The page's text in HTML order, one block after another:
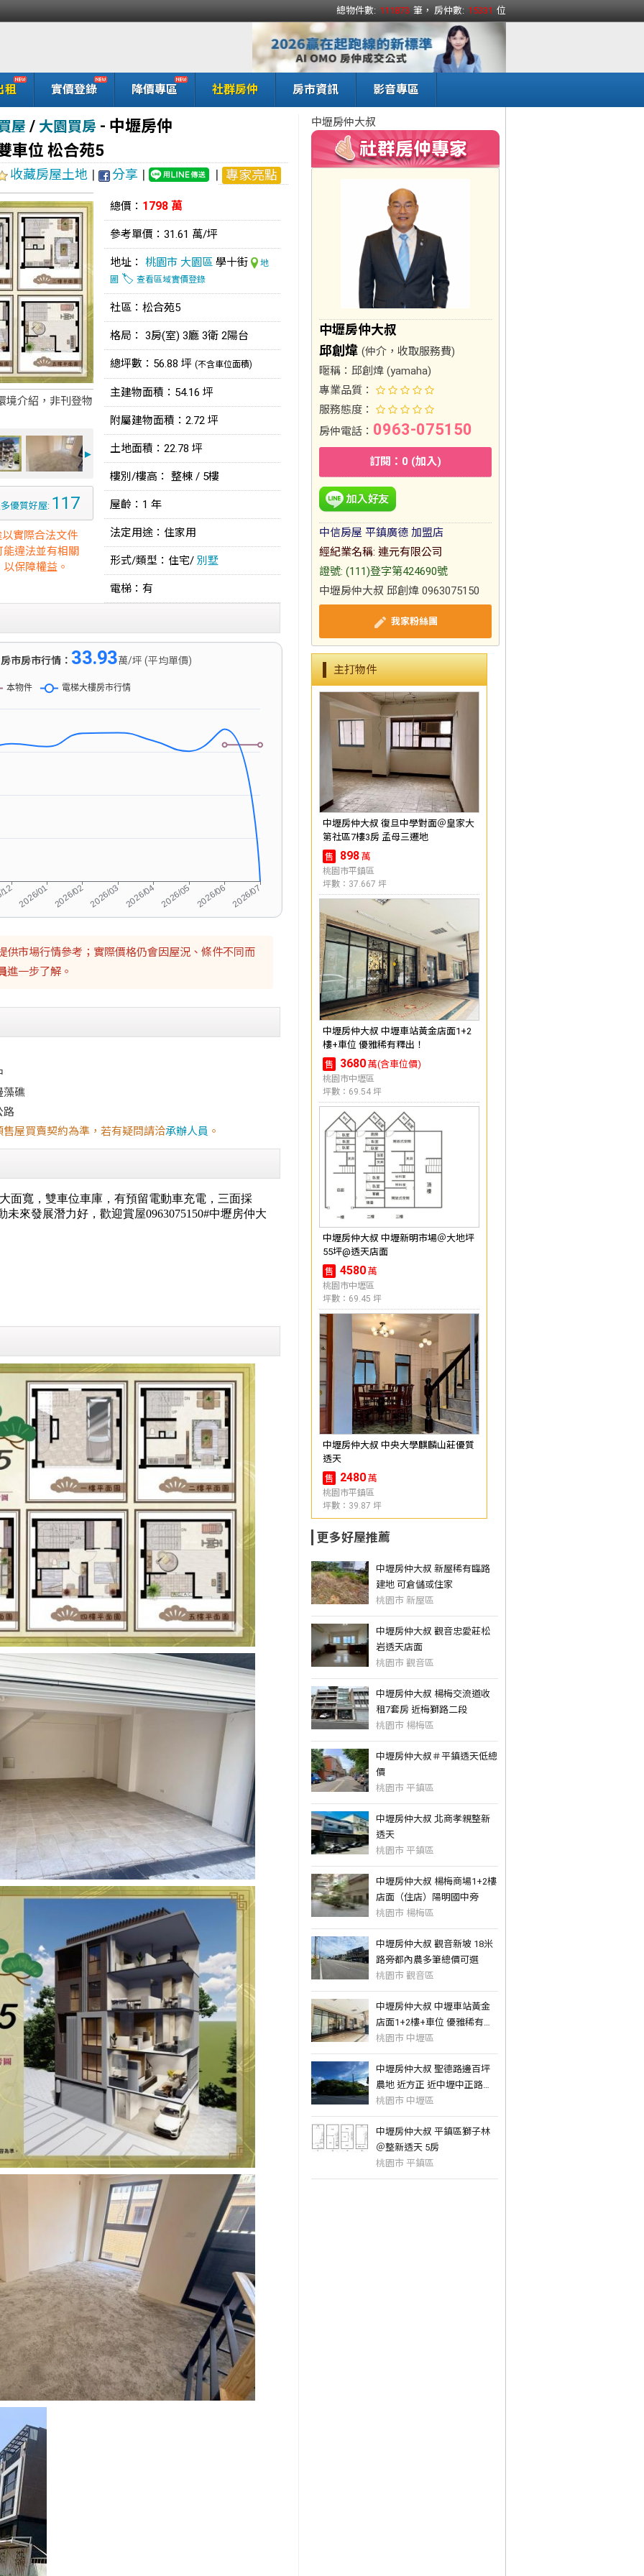
總物件數: 111873 筆， 房仲數: 15331 位
租 實價登錄 降價專區 社群房仲 房市資訊 影音專區
屋 / 大園買房 - 中壢房仲
車位 松合苑5
收藏房屋土地 | 分享 | | 專家亮點
境介紹，非刊登物
►
優質好屋: 117
實際合法文件
違法並有相關
保障權益。
總價： 1798 萬
參考單價：31.61 萬/坪
地址： 桃園市 大園區 學十街
地
圖 🏷️ 查看區域實價登錄
社區：松合苑5
格局： 3房(室) 3廳 3衛 2陽台
總坪數：56.88 坪 (不含車位面積)
主建物面積：54.16 坪
附屬建物面積：2.72 坪
土地面積：22.78 坪
樓別/樓高： 整棟 / 5樓
屋齡：1 年
法定用途：住家用
形式/類型：住宅/ 別墅
電梯：有
房市房市行情： 33.93萬/坪 (平均單價)
供市場行情參考；實際價格仍會因屋況、條件不同而
進一步了解。
藻礁
路
屋買賣契約為準，若有疑問請洽承辦人員 。
中壢房仲大叔
中壢房仲大叔
邱創煒 (仲介，收取服務費)
暱稱： 邱創煒 (yamaha)
專業品質：
服務態度：
房仲電話： 0963-075150
訂閱：0 (加入)
中信房屋 平鎮廣德 加盟店
經紀業名稱: 連元有限公司
證號: (111)登字第424690號
中壢房仲大叔 邱創煒 0963075150
我家粉絲團
主打物件
中壢房仲大叔 復旦中學對面＠皇家大
第社區7樓3房 孟母三遷地
售 898 萬
桃園市平鎮區
坪數：37.667 坪
中壢房仲大叔 中壢車站黃金店面1+2
樓+車位 優雅稀有釋出！
售 3680 萬(含車位價)
桃園市中壢區
坪數：69.54 坪
中壢房仲大叔 中壢新明市場＠大地坪
55坪@透天店面
售 4580 萬
桃園市中壢區
坪數：69.45 坪
中壢房仲大叔 中央大學麒麟山莊優質
透天
售 2480 萬
桃園市平鎮區
坪數：39.87 坪
更多好屋推薦
中壢房仲大叔 新屋稀有臨路
建地 可倉儲或住家
桃園市 新屋區
中壢房仲大叔 觀音忠愛莊松
岩透天店面
桃園市 觀音區
中壢房仲大叔 楊梅交流道收
租7套房 近梅獅路二段
桃園市 楊梅區
中壢房仲大叔＃平鎮透天低總
價
桃園市 平鎮區
中壢房仲大叔 北商孝親整新
透天
桃園市 平鎮區
中壢房仲大叔 楊梅商場1+2樓
店面（住店）陽明國中旁
桃園市 楊梅區
中壢房仲大叔 觀音新坡 18米
路旁都內農多筆總價可選
桃園市 觀音區
中壢房仲大叔 中壢車站黃金
店面1+2樓+車位 優雅稀有釋
出！
桃園市 中壢區
中壢房仲大叔 聖德路邊百坪
農地 近方正 近中壢中正路二
段
桃園市 中壢區
中壢房仲大叔 平鎮區獅子林
＠整新透天 5房
桃園市 平鎮區